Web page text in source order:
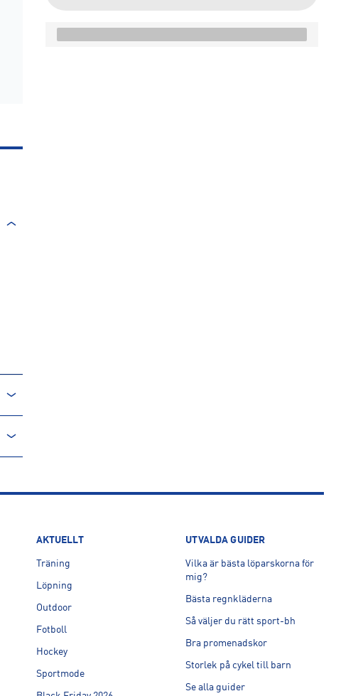
AKTUELLT
Träning
Löpning
Outdoor
Fotboll
Hockey
Sportmode
UTVALDA GUIDER
Vilka är bästa löparskorna för
mig?
Bästa regnkläderna
Så väljer du rätt sport-bh
Bra promenadskor
Storlek på cykel till barn
Se alla guider